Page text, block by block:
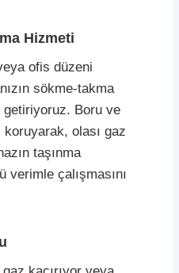
Hizmeti
ofis düzeni
sökme-takma
Boru ve
koruyarak, olası gaz
taşınma
verimle çalışmasını